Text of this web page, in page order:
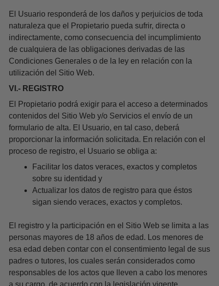
El Usuario responderá de los daños y perjuicios de toda
naturaleza que el Propietario pueda sufrir, directa o
indirectamente, como consecuencia del incumplimiento
de cualquiera de las obligaciones derivadas de las
Condiciones Generales o de la ley en relación con la
utilización del Sitio Web.
VI.- REGISTRO
El Propietario podrá exigir para el acceso a determinados
contenidos del Sitio Web y/o Servicios el envío de un
formulario de alta. El Usuario, en tal caso, deberá
proporcionar la información solicitada. En relación con el
proceso de registro, el Usuario se obliga a:
Facilitar los datos veraces, exactos y completos
sobre su identidad y
Actualizar los datos de registro para que éstos
sigan siendo veraces, exactos y completos.
El registro y la participación en el Sitio Web se limita a las
personas mayores de 18 años de edad. Los menores de
esa edad deben contar con el consentimiento legal de sus
padres o tutores, los cuales serán considerados como
responsables de los actos que lleven a cabo los menores